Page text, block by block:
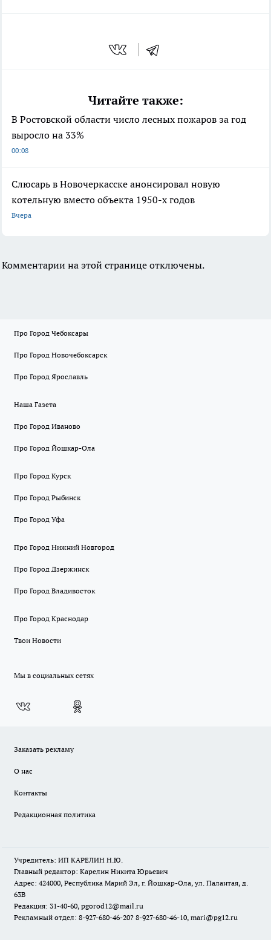
Читайте также:
В Ростовской области число лесных пожаров за год
выросло на 33%
00:08
Слюсарь в Новочеркасске анонсировал новую
котельную вместо объекта 1950-х годов
Вчера
Комментарии на этой странице отключены.
Про Город Чебоксары
Про Город Новочебоксарск
Про Город Ярославль
Наша Газета
Про Город Иваново
Про Город Йошкар-Ола
Про Город Курск
Про Город Рыбинск
Про Город Уфа
Про Город Нижний Новгород
Про Город Дзержинск
Про Город Владивосток
Про Город Краснодар
Твои Новости
Мы в социальных сетях
Заказать рекламу
О нас
Контакты
Редакционная политика
Учредитель: ИП КАРЕЛИН Н.Ю.
Главный редактор: Карелин Никита Юрьевич
Адрес: 424000, Республика Марий Эл, г. Йошкар-Ола, ул. Палантая, д.
63В
Редакция: 31-40-60, pgorod12@mail.ru
Рекламный отдел: 8-927-680-46-20? 8-927-680-46-10, mari@pg12.ru